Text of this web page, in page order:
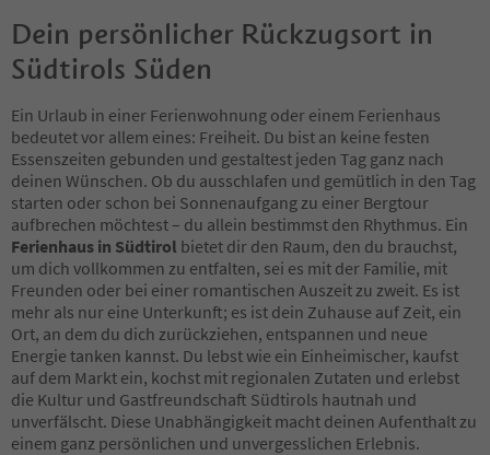
Dein persönlicher Rückzugsort in
Südtirols Süden
Ein Urlaub in einer Ferienwohnung oder einem Ferienhaus
bedeutet vor allem eines: Freiheit. Du bist an keine festen
Essenszeiten gebunden und gestaltest jeden Tag ganz nach
deinen Wünschen. Ob du ausschlafen und gemütlich in den Tag
starten oder schon bei Sonnenaufgang zu einer Bergtour
aufbrechen möchtest – du allein bestimmst den Rhythmus. Ein
Ferienhaus in Südtirol bietet dir den Raum, den du brauchst,
um dich vollkommen zu entfalten, sei es mit der Familie, mit
Freunden oder bei einer romantischen Auszeit zu zweit. Es ist
mehr als nur eine Unterkunft; es ist dein Zuhause auf Zeit, ein
Ort, an dem du dich zurückziehen, entspannen und neue
Energie tanken kannst. Du lebst wie ein Einheimischer, kaufst
auf dem Markt ein, kochst mit regionalen Zutaten und erlebst
die Kultur und Gastfreundschaft Südtirols hautnah und
unverfälscht. Diese Unabhängigkeit macht deinen Aufenthalt zu
einem ganz persönlichen und unvergesslichen Erlebnis.